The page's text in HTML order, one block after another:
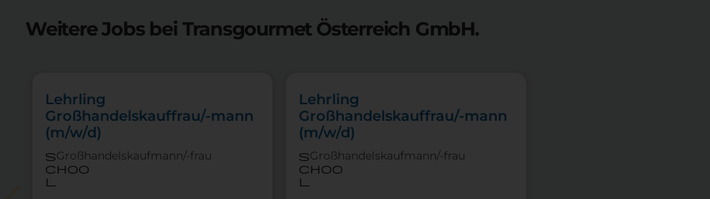
Weitere Jobs bei Transgourmet Österreich GmbH.
Lehrling
Großhandelskauffrau/-mann
(m/w/d)
s
choo
l
Großhandelskaufmann/-frau
Lehrling
Großhandelskauffrau/-mann
(m/w/d)
s
choo
l
Großhandelskaufmann/-frau